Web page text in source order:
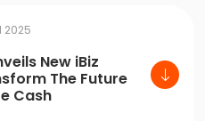
2025
New iBiz
The Future
Cash